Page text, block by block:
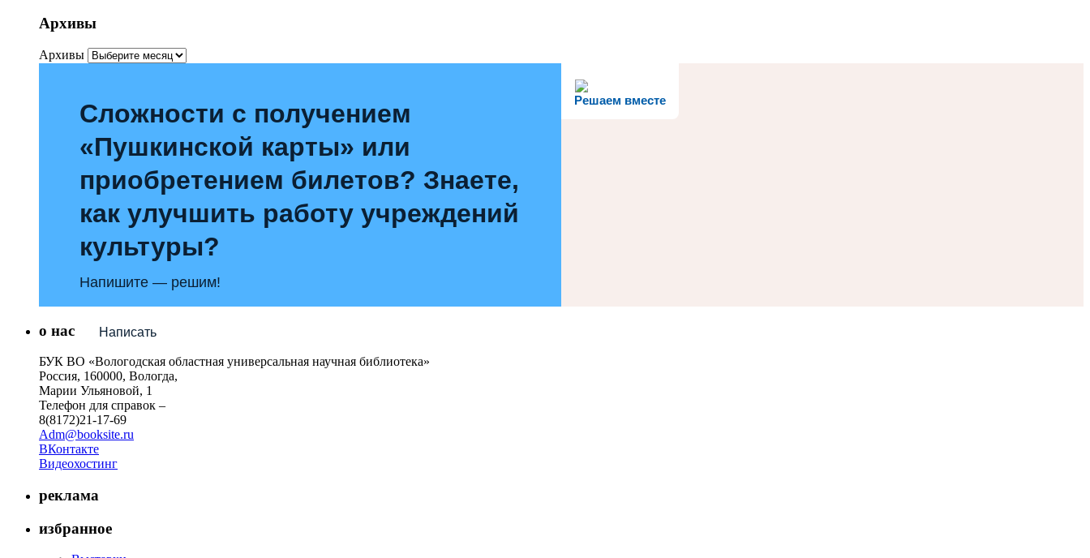
Архивы
Архивы
Решаем вместе
Сложности с получением
«Пушкинской карты» или
приобретением билетов? Знаете,
как улучшить работу учреждений
культуры?
Напишите — решим!
Написать
о нас
БУК ВО «Вологодская областная универсальная научная библиотека»
Россия, 160000, Вологда,
Марии Ульяновой, 1
Телефон для справок –
8(8172)21-17-69
Adm@booksite.ru
ВКонтакте
Видеохостинг
реклама
избранное